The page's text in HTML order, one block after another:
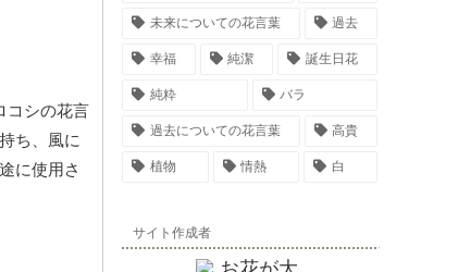
コシの花言
ち、風に
に使用さ
未来についての花言葉 過去
幸福 純潔 誕生日花
純粋 バラ
過去についての花言葉 高貴
植物 情熱 白
サイト作成者